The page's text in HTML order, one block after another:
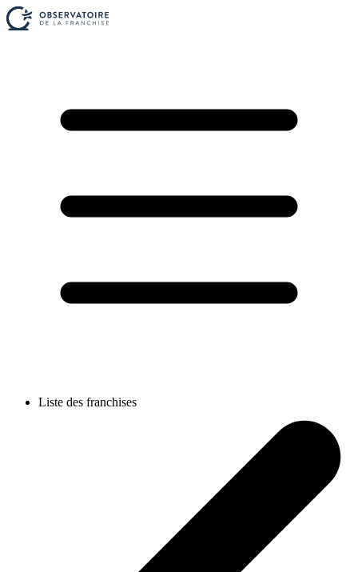
Liste des franchises